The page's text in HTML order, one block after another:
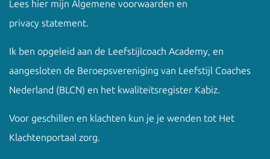
Lees hier mijn Algemene voorwaarden en
privacy statement.
Ik ben opgeleid aan de Leefstijlcoach Academy, en
aangesloten de Beroepsvereniging van Leefstijl Coaches
Nederland (BLCN) en het kwaliteitsregister Kabiz.
Voor geschillen en klachten kun je je wenden tot Het
Klachtenportaal zorg.